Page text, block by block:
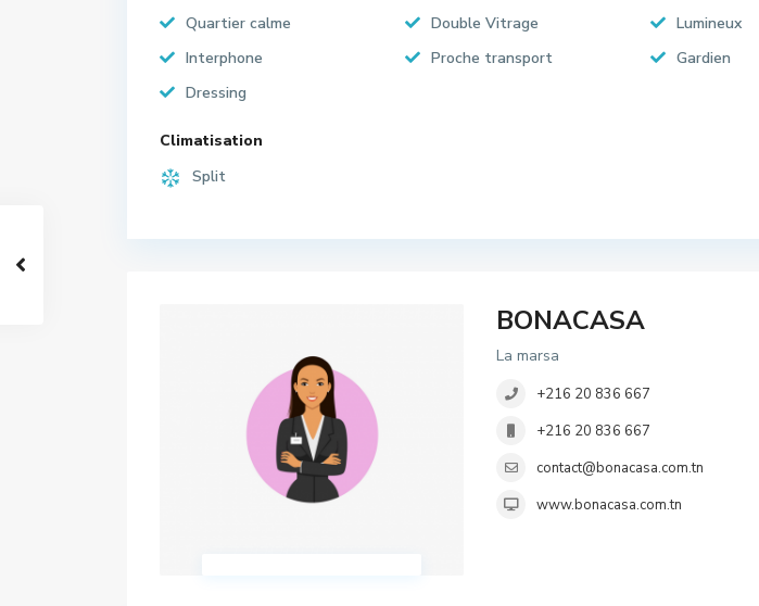
Quartier calme
Double Vitrage
Lumineux
Interphone
Proche transport
Gardien
Dressing
Climatisation
Split
BONACASA
La marsa
+216 20 836 667
+216 20 836 667
contact@bonacasa.com.tn
www.bonacasa.com.tn